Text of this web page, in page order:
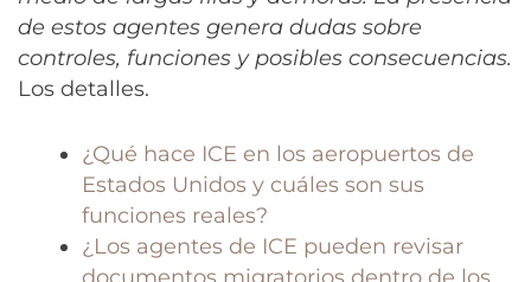
de estos agentes genera dudas sobre
controles, funciones y posibles consecuencias.
Los detalles.
¿Qué hace ICE en los aeropuertos de
Estados Unidos y cuáles son sus
funciones reales?
¿Los agentes de ICE pueden revisar